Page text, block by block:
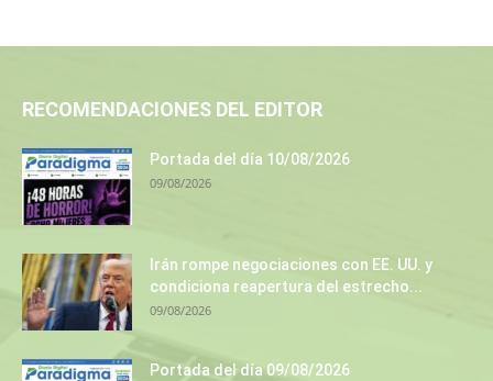
RECOMENDACIONES DEL EDITOR
Portada del día 10/08/2026
09/08/2026
Irán rompe negociaciones con EE. UU. y
condiciona reapertura del estrecho...
09/08/2026
Portada del día 09/08/2026